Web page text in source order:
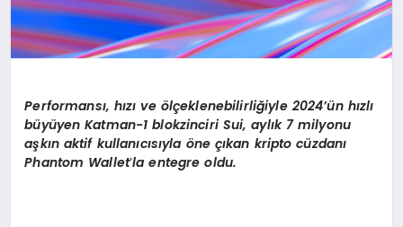
Performansı, hızıve ölçeklenebilirliğiyle 2024’ün hızlı
büyüyen Katman-1 blokzinciri Sui, aylık 7 milyonu
aşkın aktif kullanıcısıyla öne çıkan kripto cüzdanı
Phantom Wallet’la entegre oldu.